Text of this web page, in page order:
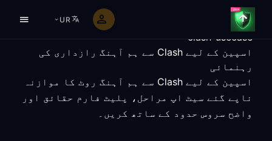
UR
clash-usecase
اسپین کے لیے Clash سے ہم آہنگ رازداری کی
رہنمائی
اسپین کے لیے Clash سے ہم آہنگ روٹ کا موازنہ
ناپے گئے سیٹ اپ مراحل، پلیٹ فارم حقائق اور
واضح سروس حدود کے ساتھ کریں۔